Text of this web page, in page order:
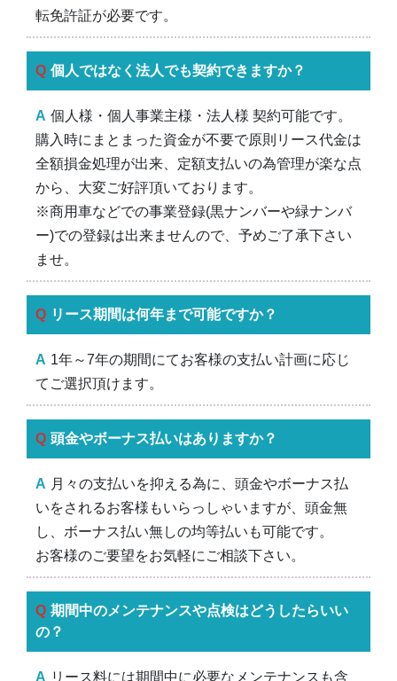
転免許証が必要です。
個人ではなく法人でも契約できますか？
個人様・個人事業主様・法人様 契約可能です。
購入時にまとまった資金が不要で原則リース代金は
全額損金処理が出来、定額支払いの為管理が楽な点
から、大変ご好評頂いております。
※商用車などでの事業登録(黒ナンバーや緑ナンバ
ー)での登録は出来ませんので、予めご了承下さい
ませ。
リース期間は何年まで可能ですか？
1年～7年の期間にてお客様の支払い計画に応じ
てご選択頂けます。
頭金やボーナス払いはありますか？
月々の支払いを抑える為に、頭金やボーナス払
いをされるお客様もいらっしゃいますが、頭金無
し、ボーナス払い無しの均等払いも可能です。
お客様のご要望をお気軽にご相談下さい。
期間中のメンテナンスや点検はどうしたらいい
の？
リース料には期間中に必要なメンテナンスも含